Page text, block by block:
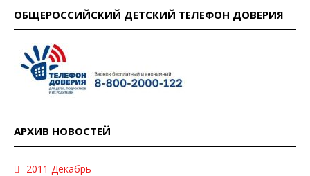
ОБЩЕРОССИЙСКИЙ ДЕТСКИЙ ТЕЛЕФОН ДОВЕРИЯ
АРХИВ НОВОСТЕЙ
2011 Декабрь